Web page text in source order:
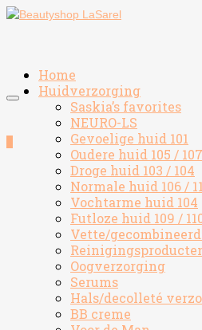
Home
Huidverzorging
Saskia’s favorites
NEURO-LS
Gevoelige huid 101
Oudere huid 105 / 107
Droge huid 103 / 104
Normale huid 106 /
Vochtarme huid 104
Futloze huid 109 /
Vette/
Oogverzorging
Serums
Hals/decolleté
BB creme